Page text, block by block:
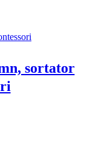
sortator